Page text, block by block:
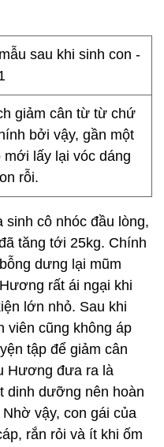
giảm cân từ từ chứ
bởi vậy, gần một
mới lấy lại vóc dáng
rỗi.
sinh cô nhóc đầu lòng,
tăng tới 25kg. Chính
dưng lại mũm
rất ái ngại khi
lớn nhỏ. Sau khi
viên cũng không áp
tập để giảm cân
Hương đưa ra là
dinh dưỡng nên hoàn
vậy, con gái của
rắn rỏi và ít khi ốm